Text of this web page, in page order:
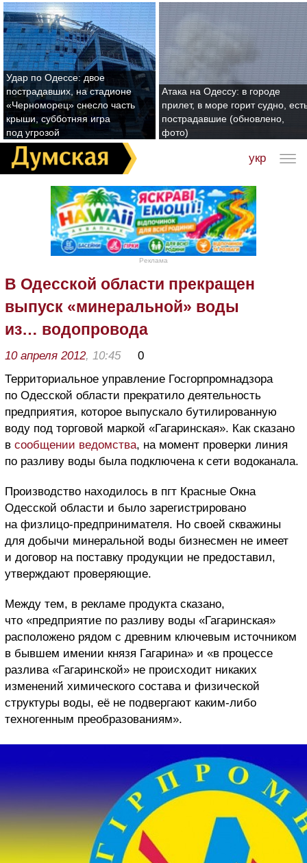
Удар по Одессе: двое
пострадавших, на стадионе
«Черноморец» снесло часть
крыши, субботняя игра
под угрозой
Атака на Одессу: в городе
прилет, в море горит судно,
пострадавшие (обновлено,
фото)
укр
Реклама
В Одесской области прекращен
выпуск «минеральной» воды
из… водопровода
10 апреля 2012, 10:45
0
Территориальное управление Госгорпромнадзора
по Одесской области прекратило деятельность
предприятия, которое выпускало бутилированную
воду под торговой маркой «Гагаринская». Как сказано
в сообщении ведомства, на момент проверки линия
по разливу воды была подключена к сети водоканала.
Производство находилось в пгт Красные Окна
Одесской области и было зарегистрировано
на физлицо-предпринимателя. Но своей скважины
для добычи минеральной воды бизнесмен не имеет
и договор на поставку продукции не предоставил,
утверждают проверяющие.
Между тем, в рекламе продукта сказано,
что «предприятие по разливу воды «Гагаринская»
расположено рядом с древним ключевым источником
в бывшем имении князя Гагарина» и «в процессе
разлива «Гагаринской» не происходит никаких
изменений химического состава и физической
структуры воды, её не подвергают каким-либо
техногенным преобразованиям».